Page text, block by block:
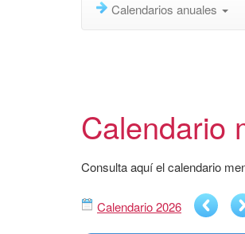
Calendarios anuales
Calendario
Consulta aquí el calendario
Calendario 2026